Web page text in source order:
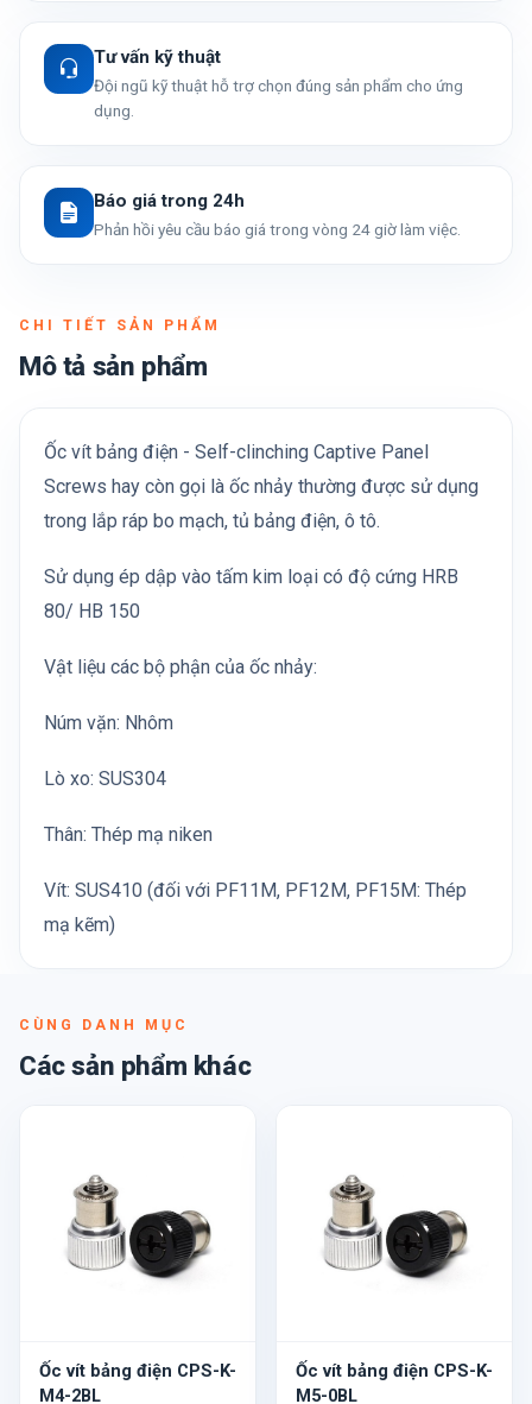
Tư vấn kỹ thuật
Đội ngũ kỹ thuật hỗ trợ chọn đúng sản phẩm cho ứng
dụng.
Báo giá trong 24h
Phản hồi yêu cầu báo giá trong vòng 24 giờ làm việc.
CHI TIẾT SẢN PHẨM
Mô tả sản phẩm
Ốc vít bảng điện - Self-clinching Captive Panel
Screws hay còn gọi là ốc nhảy thường được sử dụng
trong lắp ráp bo mạch, tủ bảng điện, ô tô.
Sử dụng ép dập vào tấm kim loại có độ cứng HRB
80/ HB 150
Vật liệu các bộ phận của ốc nhảy:
Núm vặn: Nhôm
Lò xo: SUS304
Thân: Thép mạ niken
Vít: SUS410 (đối với PF11M, PF12M, PF15M: Thép
mạ kẽm)
CÙNG DANH MỤC
Các sản phẩm khác
Ốc vít bảng điện CPS-K-
M4-2BL
Ốc vít bảng điện CPS-K-
M5-0BL